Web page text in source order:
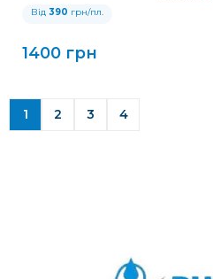
Від 390 грн/пл.
1400 грн
1 2 3 4